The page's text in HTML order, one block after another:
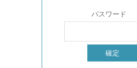
パスワード